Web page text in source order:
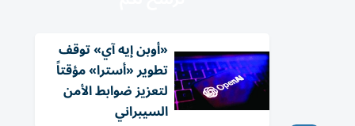
«أوبن إيه آي» توقف
تطوير «أسترا» مؤقتاً
لتعزيز ضوابط الأمن
السيبراني